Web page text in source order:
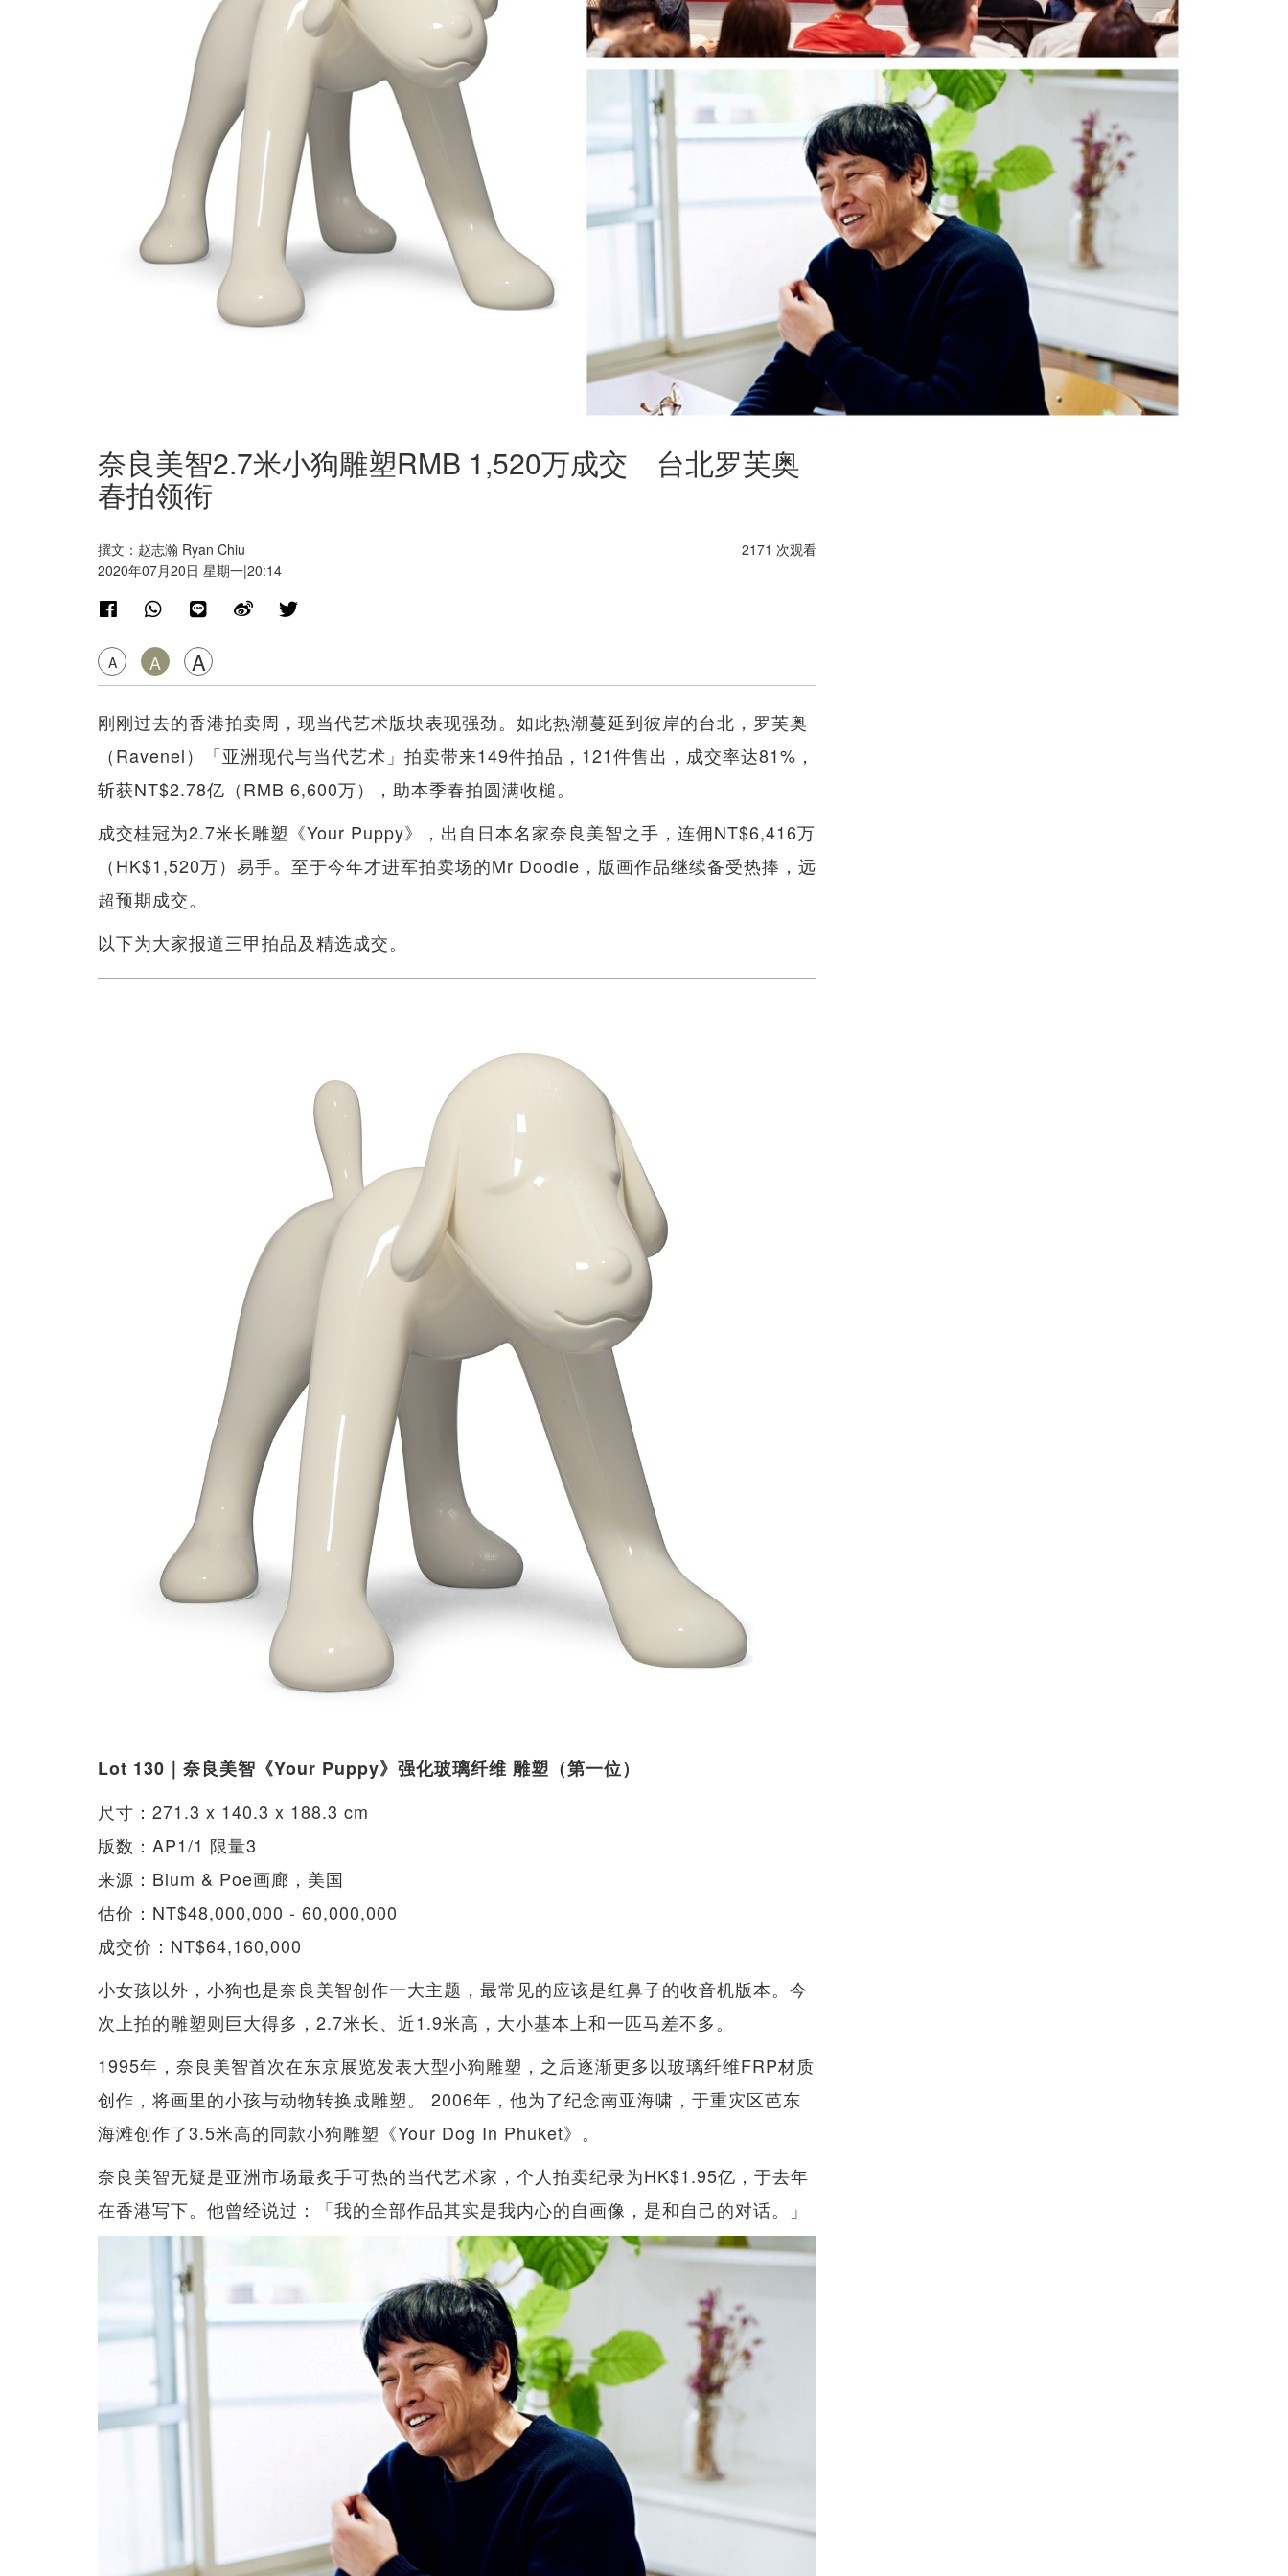
奈良美智2.7米小狗雕塑RMB 1,520万成交 台北罗芙奥
春拍领衔
撰文：赵志瀚 Ryan Chiu
2020年07月20日 星期一|20:14
A A A
2171 次观看
刚刚过去的香港拍卖周，现当代艺术版块表现强劲。如此热潮蔓延到彼岸的台北，罗芙奥
（Ravenel）「亚洲现代与当代艺术」拍卖带来149件拍品，121件售出，成交率达81%，
斩获NT$2.78亿（RMB 6,600万），助本季春拍圆满收槌。
成交桂冠为2.7米长雕塑《Your Puppy》，出自日本名家奈良美智之手，连佣NT$6,416万
（HK$1,520万）易手。至于今年才进军拍卖场的Mr Doodle，版画作品继续备受热捧，远
超预期成交。
以下为大家报道三甲拍品及精选成交。
Lot 130｜奈良美智《Your Puppy》强化玻璃纤维 雕塑（第一位）
尺寸：271.3 x 140.3 x 188.3 cm
版数：AP1/1 限量3
来源：Blum & Poe画廊，美国
估价：NT$48,000,000 - 60,000,000
成交价：NT$64,160,000
小女孩以外，小狗也是奈良美智创作一大主题，最常见的应该是红鼻子的收音机版本。今
次上拍的雕塑则巨大得多，2.7米长、近1.9米高，大小基本上和一匹马差不多。
1995年，奈良美智首次在东京展览发表大型小狗雕塑，之后逐渐更多以玻璃纤维FRP材质
创作，将画里的小孩与动物转换成雕塑。 2006年，他为了纪念南亚海啸，于重灾区芭东
海滩创作了3.5米高的同款小狗雕塑《Your Dog In Phuket》。
奈良美智无疑是亚洲市场最炙手可热的当代艺术家，个人拍卖纪录为HK$1.95亿，于去年
在香港写下。他曾经说过：「我的全部作品其实是我内心的自画像，是和自己的对话。」